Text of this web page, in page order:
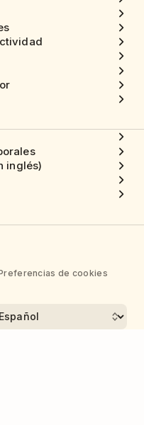
inglés)
de cookies